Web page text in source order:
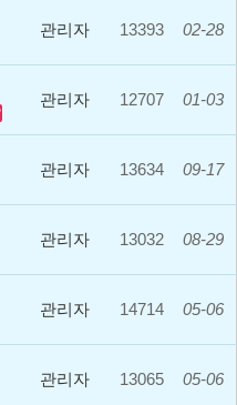
관리자 13393 02-28
관리자 12707 01-03
관리자 13634 09-17
관리자 13032 08-29
관리자 14714 05-06
관리자 13065 05-06